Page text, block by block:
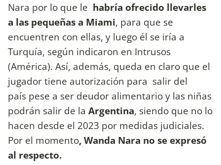
Nara por lo que le habría ofrecido llevarles
a las pequeñas a Miami, para que se
encuentren con ellas, y luego él se iría a
Turquía, según indicaron en Intrusos
(América). Así, además, queda en claro que el
jugador tiene autorización para salir del
país pese a ser deudor alimentario y las niñas
podrán salir de la Argentina, siendo que no lo
hacen desde el 2023 por medidas judiciales.
Por el momento, Wanda Nara no se expresó
al respecto.